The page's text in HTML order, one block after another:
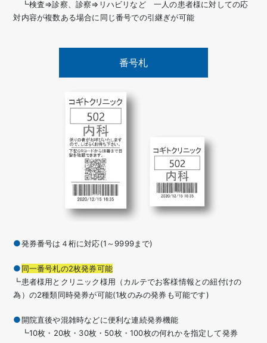
┗検査⇒診察、診察⇒リハビリなど 一人の患者様に対しての応
対内容が複数ある場合に同じ番号での引継ぎが可能
番号札
発券番号は４桁に対応(1～9999まで)
同一番号札の2枚発券可能
┗患者様用とクリニック様用（カルテでお客様情報との紐付けの
為）の2種類同時発券が可能(1枚のみの発券も可能です)
開院直後や混雑時などに便利な連続発券機能
┗10枚・20枚・30枚・50枚・100枚の何れかを指定して発券